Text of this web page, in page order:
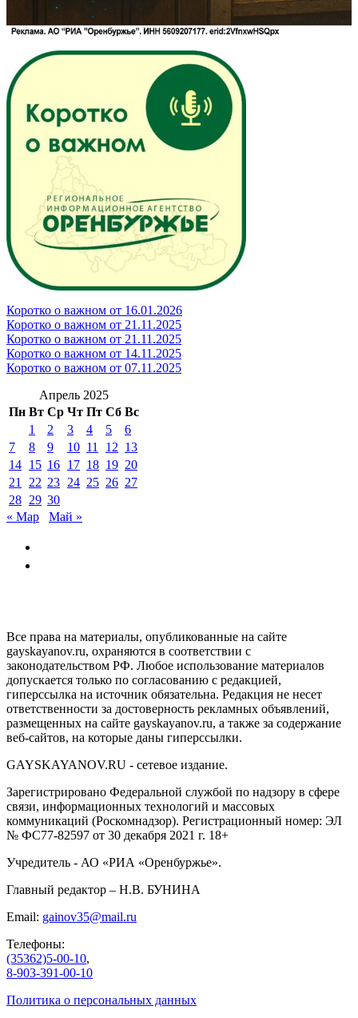
Коротко о важном от 16.01.2026
Коротко о важном от 21.11.2025
Коротко о важном от 21.11.2025
Коротко о важном от 14.11.2025
Коротко о важном от 07.11.2025
Апрель 2025
Пн Вт Ср Чт Пт Сб Вс
1
2 3 4 5
6
7
8 9 10 11 12 13
14 15 16 17 18 19 20
21
22 23 24 25 26 27
28 29 30
« Мар
Май »
Все права на материалы, опубликованные на сайте
gayskayanov.ru, охраняются в соответствии с
законодательством РФ. Любое использование материалов
допускается только по согласованию с редакцией,
гиперссылка на источник обязательна. Редакция не несет
ответственности за достоверность рекламных объявлений,
размещенных на сайте gayskayanov.ru, а также за содержание
веб-сайтов, на которые даны гиперссылки.
GAYSKAYANOV.RU - сетевое издание.
Зарегистрировано Федеральной службой по надзору в сфере
связи, информационных технологий и массовых
коммуникаций (Роскомнадзор). Регистрационный номер: ЭЛ
№ ФС77-82597 от 30 декабря 2021 г. 18+
Учредитель - АО «РИА «Оренбуржье».
Главный редактор – Н.В. БУНИНА
Email: gainov35@mail.ru
Телефоны:
(35362)5-00-10,
8-903-391-00-10
Политика о персональных данных